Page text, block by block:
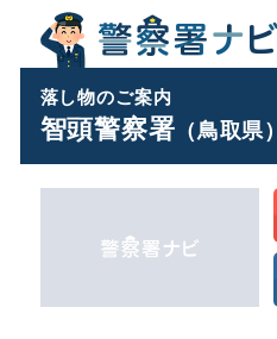
落し物のご案内
智頭警察署（鳥取県）